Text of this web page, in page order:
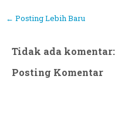
← Posting Lebih Baru
Tidak ada komentar:
Posting Komentar